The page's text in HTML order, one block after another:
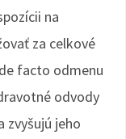
na
za celkové
facto odmenu
odvody
zvyšujú jeho